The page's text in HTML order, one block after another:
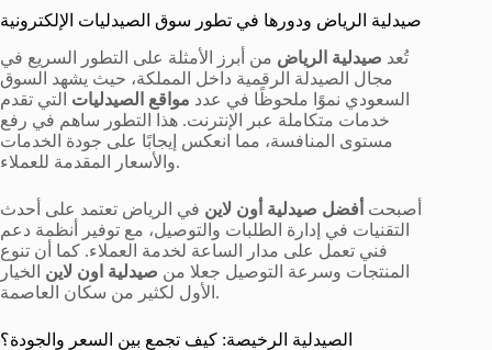
صيدلية الرياض ودورها في تطور سوق الصيدليات الإلكترونية
تُعد صيدلية الرياض من أبرز الأمثلة على التطور السريع في
مجال الصيدلة الرقمية داخل المملكة، حيث يشهد السوق
السعودي نموًا ملحوظًا في عدد مواقع الصيدليات التي تقدم
خدمات متكاملة عبر الإنترنت. هذا التطور ساهم في رفع
مستوى المنافسة، مما انعكس إيجابًا على جودة الخدمات
والأسعار المقدمة للعملاء.
أصبحت أفضل صيدلية أون لاين في الرياض تعتمد على أحدث
التقنيات في إدارة الطلبات والتوصيل، مع توفير أنظمة دعم
فني تعمل على مدار الساعة لخدمة العملاء. كما أن تنوع
المنتجات وسرعة التوصيل جعلا من صيدلية اون لاين الخيار
الأول لكثير من سكان العاصمة.
الصيدلية الرخيصة: كيف تجمع بين السعر والجودة؟